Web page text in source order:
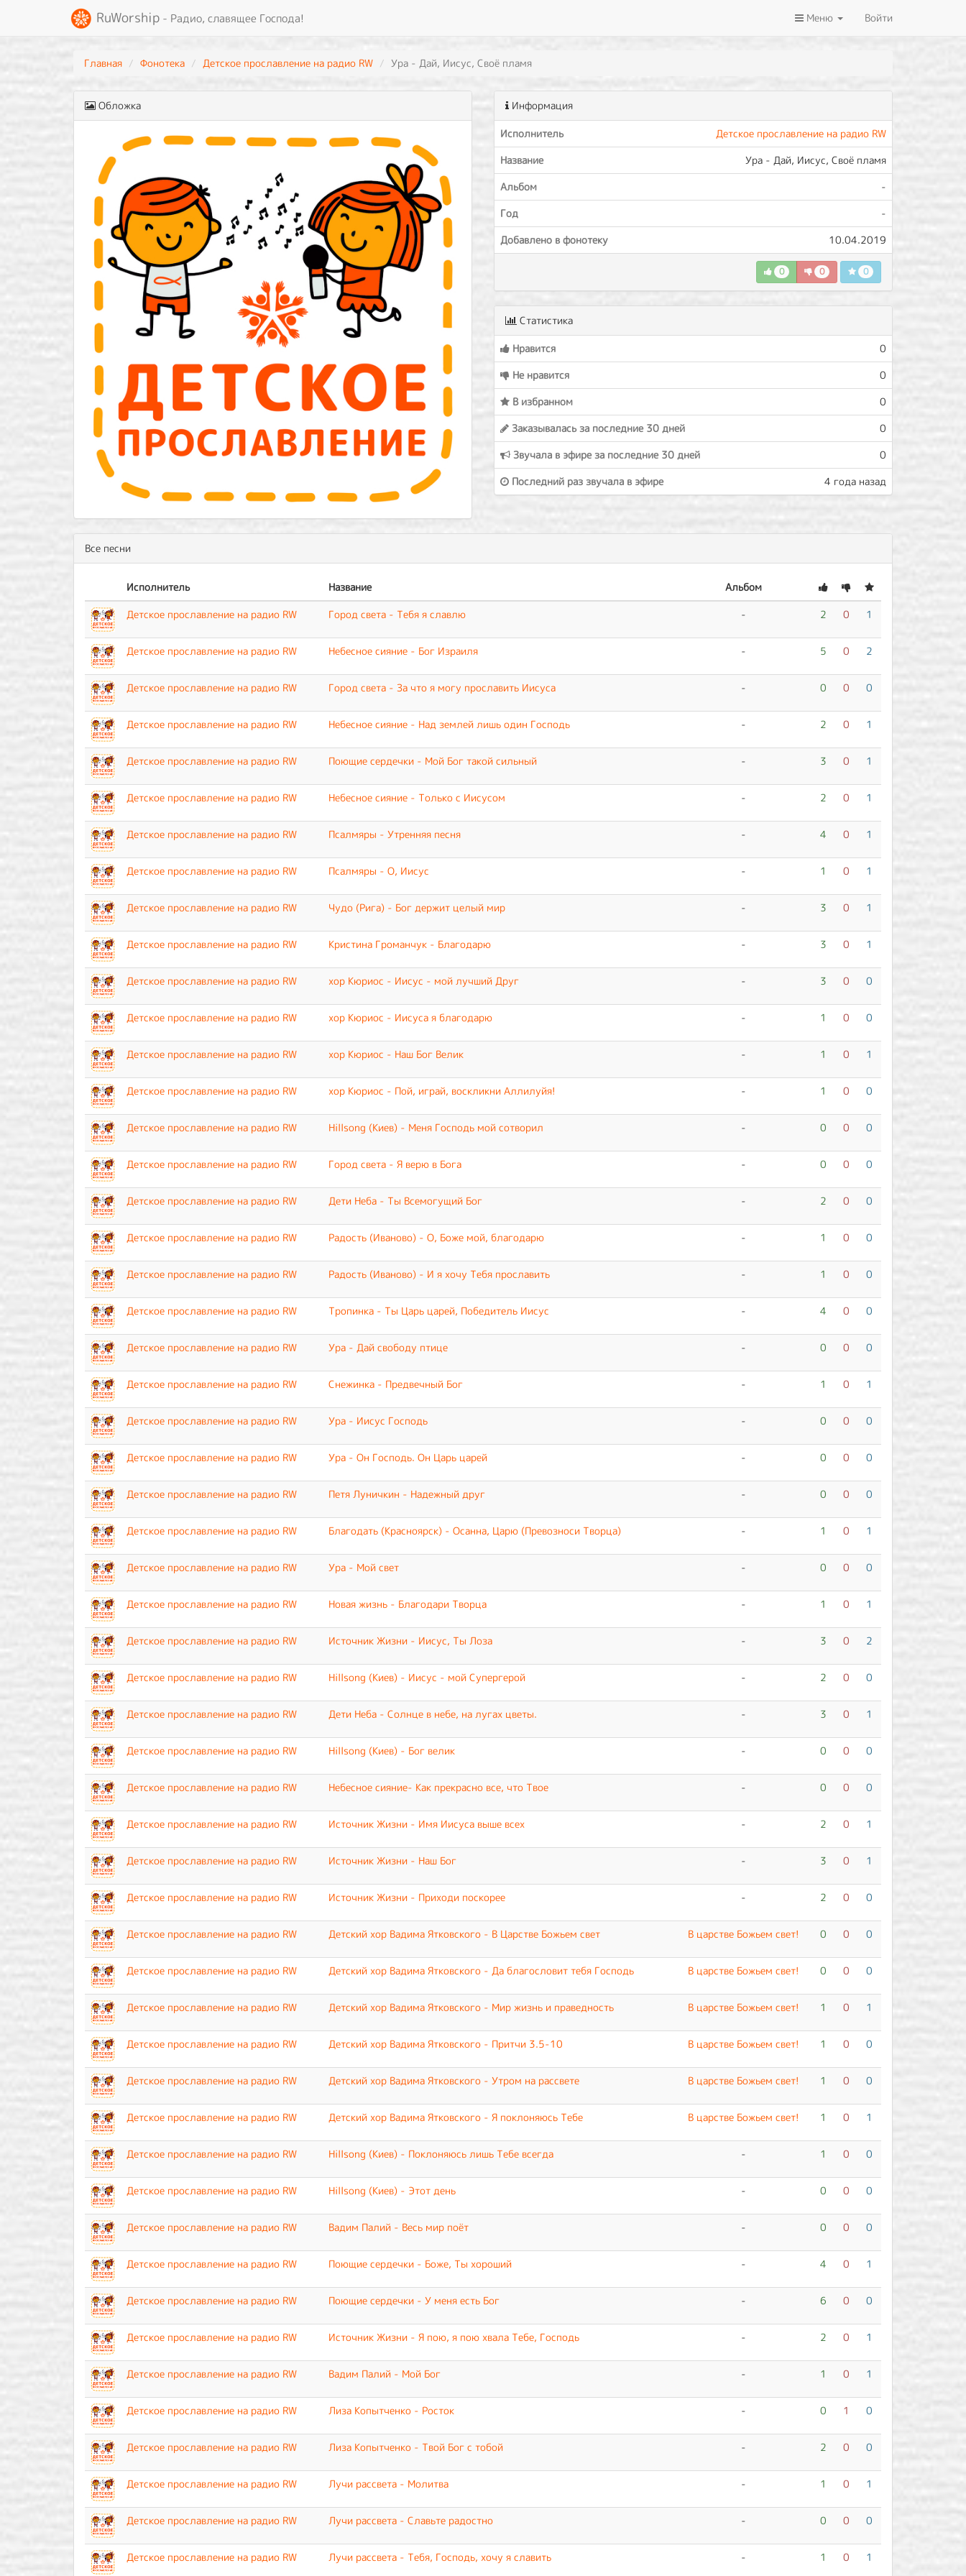
RuWorship - Радио, славящее Господа! Меню Войти
Главная Фонотека Детское прославление на радио RW Ура - Дай, Иисус, Своё пламя
Обложка Информация
Исполнитель
Детское прославление на радио RW
Название
Ура - Дай, Иисус, Своё пламя
Альбом
-
Год
-
Добавлено в фонотеку
10.04.2019
0 0 0
Статистика
Нравится
0
Не нравится
0
В избранном
0
Заказывалась за последние 30 дней
0
Звучала в эфире за последние 30 дней
0
Последний раз звучала в эфире
4 года назад
Все песни
Исполнитель Название
Альбом
Детское прославление на радио RW
Город света - Тебя я славлю - 2 0 1
Детское прославление на радио RW Небесное сияние - Бог Израиля - 5 0 2
Детское прославление на радио RW Город света - За что я могу прославить Иисуса - 0 0 0
Детское прославление на радио RW Небесное сияние - Над землей лишь один Господь - 2 0 1
Детское прославление на радио RW Поющие сердечки - Мой Бог такой сильный - 3 0 1
Детское прославление на радио RW Небесное сияние - Только с Иисусом - 2 0 1
Детское прославление на радио RW Псалмяры - Утренняя песня - 4 0 1
Детское прославление на радио RW Псалмяры - О, Иисус - 1 0 1
Детское прославление на радио RW Чудо (Рига) - Бог держит целый мир - 3 0 1
Детское прославление на радио RW Кристина Громанчук - Благодарю - 3 0 1
Детское прославление на радио RW хор Кюриос - Иисус - мой лучший Друг - 3 0 0
Детское прославление на радио RW хор Кюриос - Иисуса я благодарю - 1 0 0
Детское прославление на радио RW хор Кюриос - Наш Бог Велик - 1 0 1
Детское прославление на радио RW хор Кюриос - Пой, играй, воскликни Аллилуйя! - 1 0 0
Детское прославление на радио RW Hillsong (Киев) - Меня Господь мой сотворил - 0 0 0
Детское прославление на радио RW Город света - Я верю в Бога - 0 0 0
Детское прославление на радио RW Дети Неба - Ты Всемогущий Бог - 2 0 0
Детское прославление на радио RW Радость (Иваново) - О, Боже мой, благодарю - 1 0 0
Детское прославление на радио RW Радость (Иваново) - И я хочу Тебя прославить - 1 0 0
Детское прославление на радио RW Тропинка - Ты Царь царей, Победитель Иисус - 4 0 0
Детское прославление на радио RW Ура - Дай свободу птице - 0 0 0
Детское прославление на радио RW Снежинка - Предвечный Бог - 1 0 1
Детское прославление на радио RW Ура - Иисус Господь - 0 0 0
Детское прославление на радио RW Ура - Он Господь. Он Царь царей - 0 0 0
Детское прославление на радио RW Петя Луничкин - Надежный друг - 0 0 0
Детское прославление на радио RW Благодать (Красноярск) - Осанна, Царю (Превозноси Творца) - 1 0 1
Детское прославление на радио RW Ура - Мой свет - 0 0 0
Детское прославление на радио RW Новая жизнь - Благодари Творца - 1 0 1
Детское прославление на радио RW Источник Жизни - Иисус, Ты Лоза - 3 0 2
Детское прославление на радио RW Hillsong (Киев) - Иисус - мой Супергерой - 2 0 0
Детское прославление на радио RW Дети Неба - Солнце в небе, на лугах цветы. - 3 0 1
Детское прославление на радио RW Hillsong (Киев) - Бог велик - 0 0 0
Детское прославление на радио RW Небесное сияние- Как прекрасно все, что Твое - 0 0 0
Детское прославление на радио RW Источник Жизни - Имя Иисуса выше всех - 2 0 1
Детское прославление на радио RW Источник Жизни - Наш Бог - 3 0 1
Детское прославление на радио RW Источник Жизни - Приходи поскорее - 2 0 0
Детское прославление на радио RW Детский хор Вадима Ятковского - В Царстве Божьем свет В царстве Божьем свет! 0 0 0
Детское прославление на радио RW Детский хор Вадима Ятковского - Да благословит тебя Господь В царстве Божьем свет! 0 0 0
Детское прославление на радио RW Детский хор Вадима Ятковского - Мир жизнь и праведность В царстве Божьем свет! 1 0 1
Детское прославление на радио RW Детский хор Вадима Ятковского - Притчи 3.5-10 В царстве Божьем свет! 1 0 0
Детское прославление на радио RW Детский хор Вадима Ятковского - Утром на рассвете В царстве Божьем свет! 1 0 0
Детское прославление на радио RW Детский хор Вадима Ятковского - Я поклоняюсь Тебе В царстве Божьем свет! 1 0 1
Детское прославление на радио RW Hillsong (Киев) - Поклоняюсь лишь Тебе всегда - 1 0 0
Детское прославление на радио RW Hillsong (Киев) - Этот день - 0 0 0
Детское прославление на радио RW Вадим Палий - Весь мир поёт - 0 0 0
Детское прославление на радио RW Поющие сердечки - Боже, Ты хороший - 4 0 1
Детское прославление на радио RW Поющие сердечки - У меня есть Бог - 6 0 0
Детское прославление на радио RW Источник Жизни - Я пою, я пою хвала Тебе, Господь - 2 0 1
Детское прославление на радио RW Вадим Палий - Мой Бог - 1 0 1
Детское прославление на радио RW Лиза Копытченко - Росток - 0 1 0
Детское прославление на радио RW Лиза Копытченко - Твой Бог с тобой - 2 0 0
Детское прославление на радио RW Лучи рассвета - Молитва - 1 0 1
Детское прославление на радио RW Лучи рассвета - Славьте радостно - 0 0 0
Детское прославление на радио RW Лучи рассвета - Тебя, Господь, хочу я славить - 1 0 1